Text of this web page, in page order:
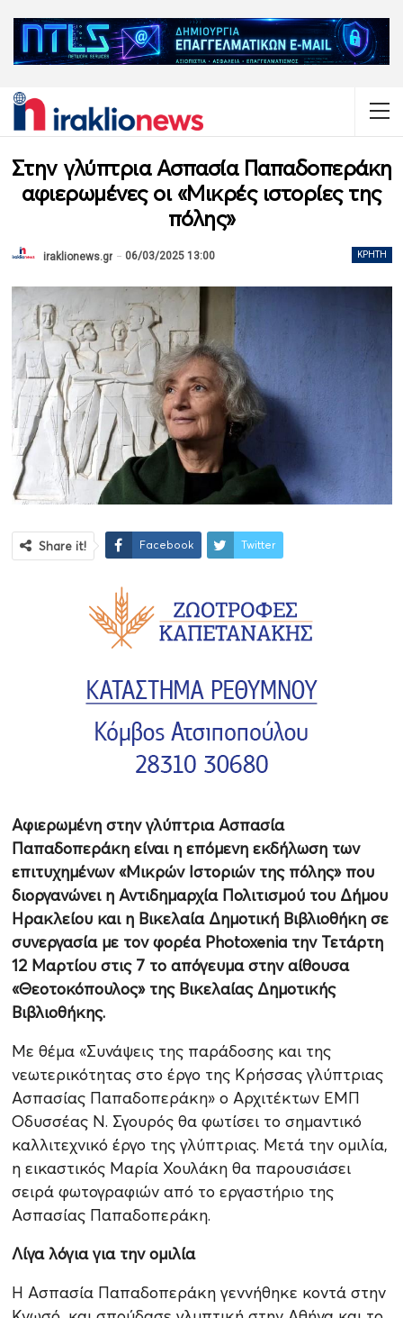
Στην γλύπτρια Ασπασία Παπαδοπεράκη
αφιερωμένες οι «Μικρές ιστορίες της
πόλης»
ΚΡΉΤΗ
iraklionews.gr 06/03/2025 13:00
Share it! Facebook Twitter
Αφιερωμένη στην γλύπτρια Ασπασία
Παπαδοπεράκη είναι η επόμενη εκδήλωση των
επιτυχημένων «Μικρών Ιστοριών της πόλης» που
διοργανώνει η Αντιδημαρχία Πολιτισμού του Δήμου
Ηρακλείου και η Βικελαία Δημοτική Βιβλιοθήκη σε
συνεργασία με τον φορέα Photoxenia την Τετάρτη
12 Μαρτίου στις 7 το απόγευμα στην αίθουσα
«Θεοτοκόπουλος» της Βικελαίας Δημοτικής
Βιβλιοθήκης.
Με θέμα «Συνάψεις της παράδοσης και της
νεωτερικότητας στο έργο της Κρήσσας γλύπτριας
Ασπασίας Παπαδοπεράκη» ο Αρχιτέκτων ΕΜΠ
Οδυσσέας Ν. Σγουρός θα φωτίσει το σημαντικό
καλλιτεχνικό έργο της γλύπτριας. Μετά την ομιλία,
η εικαστικός Μαρία Χουλάκη θα παρουσιάσει
σειρά φωτογραφιών από το εργαστήριο της
Ασπασίας Παπαδοπεράκη.
Λίγα λόγια για την ομιλία
Η Ασπασία Παπαδοπεράκη γεννήθηκε κοντά στην